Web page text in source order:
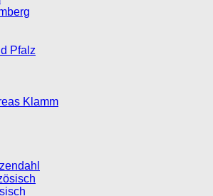
Pfalz
Klamm